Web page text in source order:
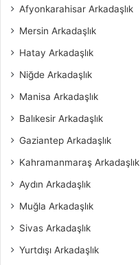
Afyonkarahisar Arkadaşlık
Mersin Arkadaşlık
Hatay Arkadaşlık
Niğde Arkadaşlık
Manisa Arkadaşlık
Balıkesir Arkadaşlık
Gaziantep Arkadaşlık
Kahramanmaraş Arkadaşlık
Aydın Arkadaşlık
Muğla Arkadaşlık
Sivas Arkadaşlık
Yurtdışı Arkadaşlık